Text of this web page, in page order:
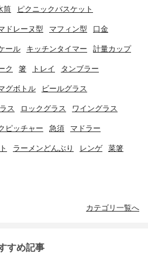
筒 ピクニックバスケット
ドレーヌ型 マフィン型 口金
ール キッチンタイマー 計量カップ
ク 箸 トレイ タンブラー
グボトル ビールグラス
ス ロックグラス ワイングラス
ピッチャー 急須 マドラー
ラーメンどんぶり レンゲ 菜箸
カテゴリ一覧へ
すめ記事